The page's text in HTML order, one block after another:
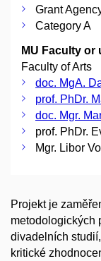
Grant
Category A
MU Faculty or
Faculty of Arts
doc. MgA.
prof. PhDr.
doc. Mgr.
prof. PhDr.
Mgr. Libor
Projekt je
metodologických
divadelních
kritické